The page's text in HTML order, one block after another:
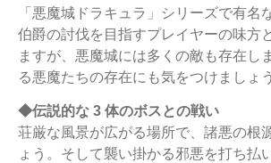
「悪魔城ドラキュラ」シリーズで有
伯爵の討伐を目指すプレイヤーの味方
ますが、悪魔城には多くの敵も存在し
る悪魔たちの存在にも気をつけましょう
◆伝説的な 3 体のボスとの戦い
荘厳な風景が広がる場所で、諸悪の根
ょう。そして襲い掛かる邪悪を打ち払